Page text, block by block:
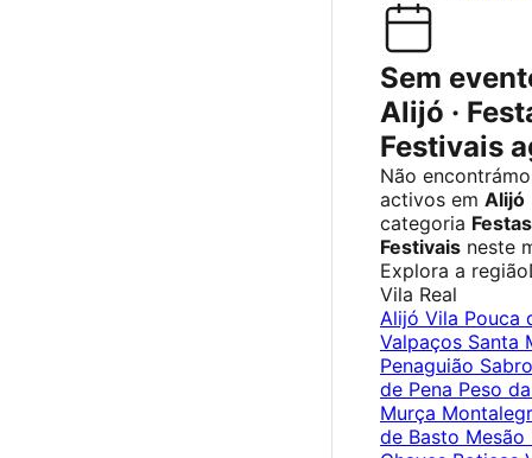
Sem
Alijó ·
Festivais
Não
activos em Alijó
categoria
Festivais neste
Explora a região
Vila Real
Alijó Vila Pouca
Valpaços Santa
Penaguião
de Pena Peso
Murça
de Basto Mesão